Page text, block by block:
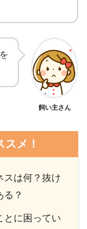
飼い主さん
メ！
スは何？抜け
る？
とに困ってい